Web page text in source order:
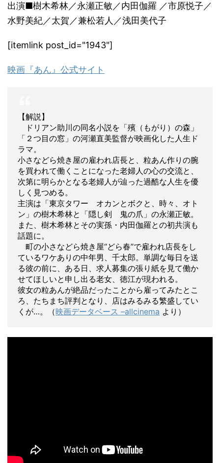
出演■樹木希林／永瀬正敏／内田伽羅 ／市原悦子／
水野美紀／太賀／兼松若人／浅田美代子
[itemlink post_id="1943"]
映画『あん』公式サイト
【解説】
ドリアン助川の同名小説を「殯（もがり）の森」
「２つ目の窓」の河瀬直美監督が映画化した人生ド
ラマ。
小さなどら焼き屋の雇われ店長と、粒あん作りの腕
を買われて働くことになった老婦人の心の交流と、
次第に明らかとなる老婦人が辿った過酷な人生を優
しく見つめる。
主演は「東京タワー オカンとボクと、時々、オト
ン」の樹木希林と「隠し剣 鬼の爪」の永瀬正敏。
また、樹木希林とその実孫・内田伽羅との初共演も
話題に。
町の小さなどら焼き屋“どら春”で雇われ店長をし
ているワケありの中年男、千太郎。単調な毎日を送
る彼の前に、ある日、求人募集の張り紙を見て働か
せてほしいと申し出る老女、徳江が現われる。
彼女の粒あんが絶品だったことから雇ってみたとこ
ろ、たちまち評判となり、店はみるみる繁盛してい
くが…。（映画データベース –allcinema より）